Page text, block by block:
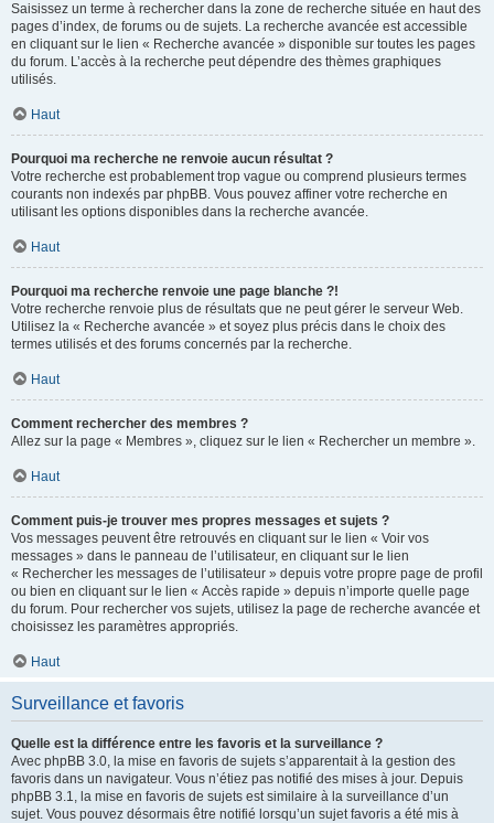
Saisissez un terme à rechercher dans la zone de recherche située en haut des
pages d’index, de forums ou de sujets. La recherche avancée est accessible
en cliquant sur le lien « Recherche avancée » disponible sur toutes les pages
du forum. L’accès à la recherche peut dépendre des thèmes graphiques
utilisés.
Haut
Pourquoi ma recherche ne renvoie aucun résultat ?
Votre recherche est probablement trop vague ou comprend plusieurs termes
courants non indexés par phpBB. Vous pouvez affiner votre recherche en
utilisant les options disponibles dans la recherche avancée.
Haut
Pourquoi ma recherche renvoie une page blanche ?!
Votre recherche renvoie plus de résultats que ne peut gérer le serveur Web.
Utilisez la « Recherche avancée » et soyez plus précis dans le choix des
termes utilisés et des forums concernés par la recherche.
Haut
Comment rechercher des membres ?
Allez sur la page « Membres », cliquez sur le lien « Rechercher un membre ».
Haut
Comment puis-je trouver mes propres messages et sujets ?
Vos messages peuvent être retrouvés en cliquant sur le lien « Voir vos
messages » dans le panneau de l’utilisateur, en cliquant sur le lien
« Rechercher les messages de l’utilisateur » depuis votre propre page de profil
ou bien en cliquant sur le lien « Accès rapide » depuis n’importe quelle page
du forum. Pour rechercher vos sujets, utilisez la page de recherche avancée et
choisissez les paramètres appropriés.
Haut
Surveillance et favoris
Quelle est la différence entre les favoris et la surveillance ?
Avec phpBB 3.0, la mise en favoris de sujets s’apparentait à la gestion des
favoris dans un navigateur. Vous n’étiez pas notifié des mises à jour. Depuis
phpBB 3.1, la mise en favoris de sujets est similaire à la surveillance d’un
sujet. Vous pouvez désormais être notifié lorsqu’un sujet favoris a été mis à